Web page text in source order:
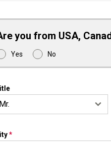
you from USA,
Yes No
Mr.
*